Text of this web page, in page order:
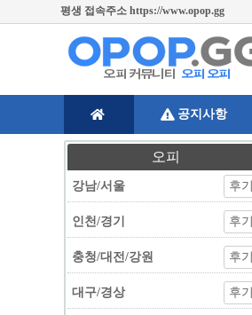
평생 접속주소 https://www.opop.gg
공지사항
오피
강남/서울 후기
인천/경기 후기
충청/대전/강원 후기
대구/경상 후기